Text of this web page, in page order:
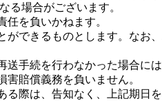
る場合がございます。
を負いかねます。
できるものとします。なお
手続を行わなかった場合に
賠償義務を負いません。
際は、告知なく、上記期日を